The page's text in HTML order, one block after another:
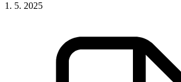
1. 5. 2025